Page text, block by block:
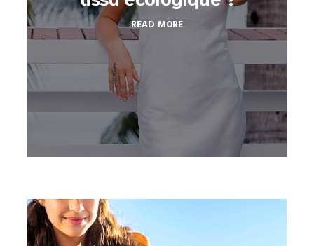
READ MORE